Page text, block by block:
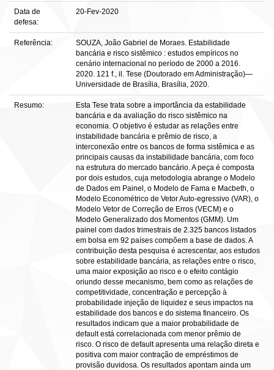
Data de
defesa:
20-Fev-2020
Referência:
SOUZA, João Gabriel de Moraes. Estabilidade
bancária e risco sistêmico : estudos empíricos no
cenário internacional no período de 2000 a 2016.
2020. 121 f., il. Tese (Doutorado em Administração)—
Universidade de Brasília, Brasília, 2020.
Resumo:
Esta Tese trata sobre a importância da estabilidade
bancária e da avaliação do risco sistêmico na
economia. O objetivo é estudar as relações entre
instabilidade bancária e prêmio de risco, a
interconexão entre os bancos de forma sistêmica e as
principais causas da instabilidade bancária, com foco
na estrutura do mercado bancário. A peça é composta
por dois estudos, cuja metodologia abrange o Modelo
de Dados em Painel, o Modelo de Fama e Macbeth, o
Modelo Econométrico de Vetor Auto-egressivo (VAR), o
Modelo Vetor de Correção de Erros (VECM) e o
Modelo Generalizado dos Momentos (GMM). Um
painel com dados trimestrais de 2.325 bancos listados
em bolsa em 92 países compõem a base de dados. A
contribuição desta pesquisa é acrescentar, aos estudos
sobre estabilidade bancária, as relações entre o risco,
uma maior exposição ao risco e o efeito contágio
oriundo desse mecanismo, bem como as relações de
competitividade, concentração e percepção à
probabilidade injeção de liquidez e seus impactos na
estabilidade dos bancos e do sistema financeiro. Os
resultados indicam que a maior probabilidade de
default está correlacionada com menor prêmio de
risco. O risco de default apresenta uma relação direta e
positiva com maior contração de empréstimos de
provisão duvidosa. Os resultados apontam ainda um